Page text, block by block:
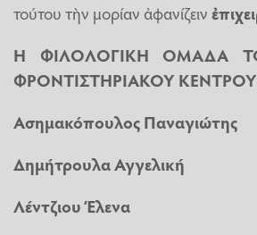
τούτου τὴν μορίαν ἀφανίζειν
Η ΦΙΛΟΛΟΓΙΚΉ ΟΜΑΔΑ
ΦΡΟΝΤΙΣΤΗΡΙΑΚΟΥ
Ασημακόπουλος Παναγιώτης
Δημήτρουλα Αγγελική
Λέντζιου Έλενα